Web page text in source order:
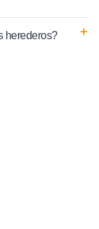
herederos?